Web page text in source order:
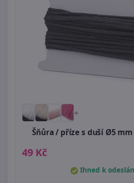
+
Šňůra / příze s duší Ø5
49 Kč
Ihned k